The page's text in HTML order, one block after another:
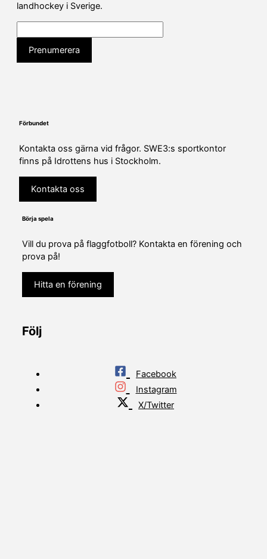
landhockey i Sverige.
Förbundet
Kontakta oss gärna vid frågor. SWE3:s sportkontor
finns på Idrottens hus i Stockholm.
Kontakta oss
Börja spela
Vill du prova på flaggfotboll? Kontakta en förening och
prova på!
Hitta en förening
Följ
Facebook
Instagram
X/Twitter